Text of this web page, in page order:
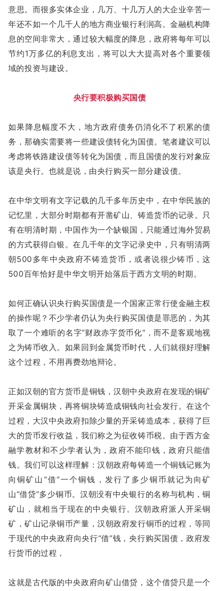
意思。而很多实体企业，几万、十几万人的大企业辛苦一
年还不如一个几千人的地方商业银行利润高。金融机构降
息的空间非常大，通过较大幅度的降息，政府将每年可以
节约1万多亿的利息支出，将可以大大提高对各个重要领
域的投资与建设。
央行要积极购买国债
如果降息幅度不大，地方政府债务仍消化不了积累的债
务，那确实需要将一些建设债转化为国债。笔者建议可以
考虑将铁路建设债等转化为国债，而且国债的发行对象应
该是央行。也就是说，由央行购买一部分建设债。
在中华文明有文字记载的几千多年历史中，在中华民族的
记忆里，大部分时期都有开凿矿山、铸造货币的记录。只
有在明清时期，中国作为一个缺银国，只能通过海外贸易
的方式获得白银。在几千年的文字记录史中，只有明清两
朝500多年中央政府不铸造货币，或者说很少铸币，这
500百年恰好是中华文明开始落后于西方文明的时期。
如何正确认识央行购买国债是一个国家正常行使金融主权
的操作呢？不少学者仍认为央行购买国债是罪恶的，为其
取了一个难听的名字“财政赤字货币化“，而不是客观地视
之为铸币收入。如果回到金属货币时代，人们就很好理解
这个过程，不用再费劲地辩论。
正如汉朝的官方货币是铜钱，汉朝中央政府在发现的铜矿
开采金属铜块，再将铜块铸造成铜钱向社会发行。在这个
过程，大汉中央政府扣除少量的开采铸造成本，获得了巨
大的货币发行收益，我们称之为征收铸币税。由于西方金
融学教材和不少学者认为，政府不能印钱，政府只能借
钱。我们可以这样理解：汉朝政府每铸造一个铜钱记账为
向铜矿山“借”一个铜钱，发行了多少铜币就记为向矿
山“借贷”多少铜币。汉朝没有中央银行的名称与机构，铜
矿山，就相当于现在的中央银行。汉朝政府派人开采铜
矿，矿山记录铜币产量，汉朝政府发行铜币的过程，等同
于现代的中央政府向央行“借”钱，央行购买国债，政府发
行货币的过程，
这就是古代版的中央政府向矿山借贷，这个借贷只是一个